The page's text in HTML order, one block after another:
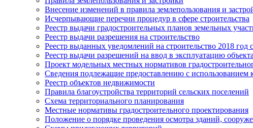
Внесение изменений в правила землепользования и
Исчерпывающие перечни процедур в сфере строительства
Реестр выдачи градостроительных планов земельных
Реестр выдачи разрешения на строительство
Реестр выданных уведомлений на строительство 2018 год
Реестр выдачи разрешений на ввод в эксплуатацию объекта
Проект модельных местных нормативов
Сведения подлежащие предоставлению с использованием
Реестр объектов недвижимости
Правила благоустройства территорий сельских поселений
Схема территориального планирования
Местные нормативы градостроительного проектирования
Положение о порядке проведения осмотра зданий,